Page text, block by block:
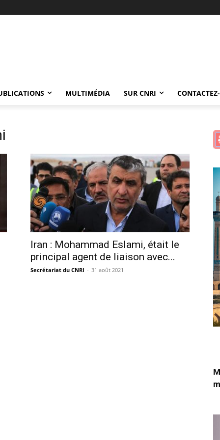
MULTIMÉDIA SUR CNRI
Iran : Mohammad Eslami, était le
principal agent de liaison avec...
Secrétariat du CNRI - 31 août 2021